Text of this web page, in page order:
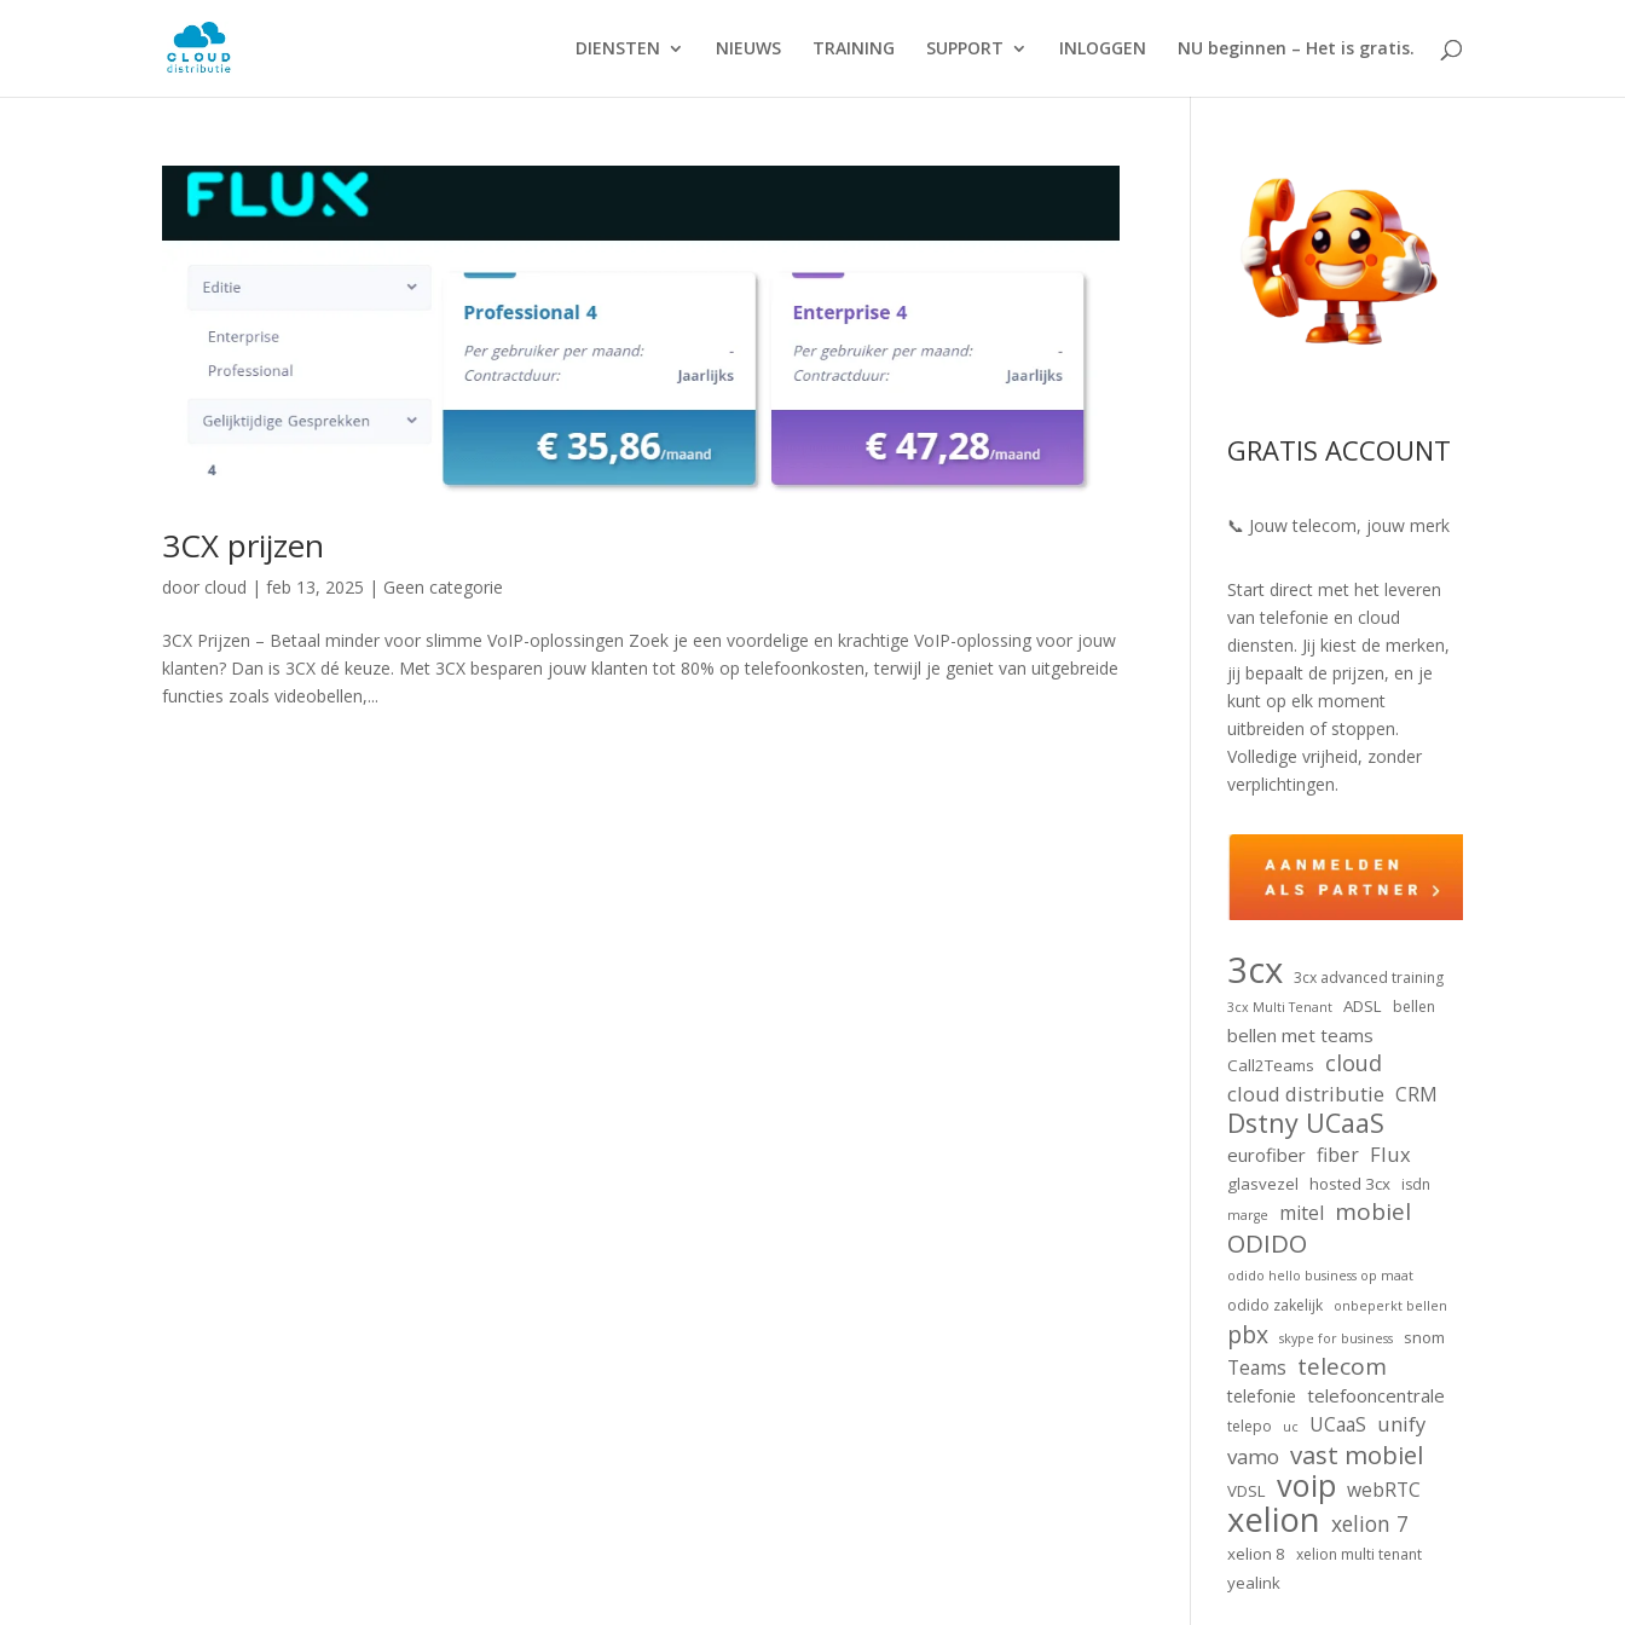
DIENSTEN NIEUWS TRAINING SUPPORT INLOGGEN NU beginnen – Het is gratis.
3CX prijzen
door cloud |feb 13, 2025 | Geen categorie
3CX Prijzen – Betaal minder voor slimme VoIP-oplossingen Zoek je een voordelige en krachtige VoIP-oplossing voor jouw
klanten? Dan is 3CX dé keuze. Met 3CX besparen jouw klanten tot 80% op telefoonkosten, terwijl je geniet van uitgebreide
functies zoals videobellen,...
GRATIS ACCOUNT
📞 Jouw telecom, jouw merk
Start direct met het leveren
van telefonie en cloud
diensten. Jij kiest de merken,
jij bepaalt de prijzen, en je
kunt op elk moment
uitbreiden of stoppen.
Volledige vrijheid, zonder
verplichtingen.
3cx 3cx advanced training
3cx Multi Tenant ADSL bellen
bellen met teams
Call2Teams cloud
cloud distributie CRM
Dstny UCaaS
eurofiber fiber Flux
glasvezel hosted 3cx isdn
marge mitel mobiel
ODIDO
odido hello business op maat
odido zakelijk onbeperkt bellen
pbx skype for business snom
Teams telecom
telefonie telefooncentrale
telepo uc UCaaS unify
vamo vast mobiel
VDSL voip webRTC
xelion xelion 7
xelion 8 xelion multi tenant
yealink